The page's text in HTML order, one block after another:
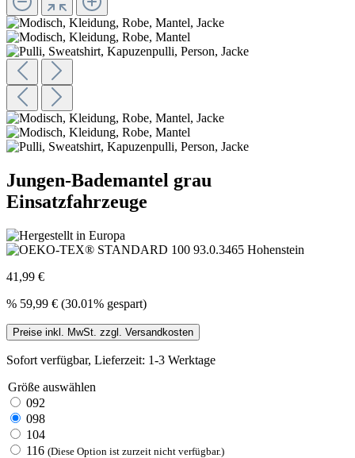
Jungen-Bademantel grau
Einsatzfahrzeuge
41,99 €
% 59,99 € (30.01% gespart)
Preise inkl. MwSt. zzgl. Versandkosten
Sofort verfügbar, Lieferzeit: 1-3 Werktage
Größe auswählen
092
098
104
116 (Diese Option ist zurzeit nicht verfügbar.)